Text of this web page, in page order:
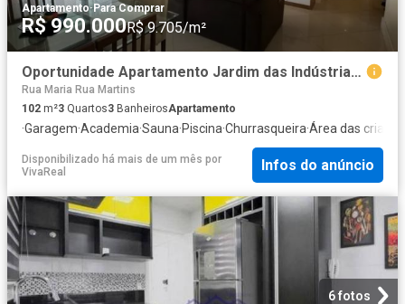
Apartamento·Para Comprar
R$ 990.000R$ 9.705/m²
Oportunidade Apartamento Jardim das Indústrias Residencial Grand Splendor 3 Dormitórios 10
Rua Maria Rua Martins
102 m²3 Quartos3 BanheirosApartamento
·Garagem·Academia·Sauna·Piscina·Churrasqueira·Área das
Disponibilizado há mais de um mês por
VivaReal
Infos do anúncio
6 fotos